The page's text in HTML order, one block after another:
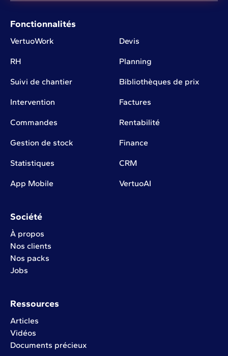
Fonctionnalités
VertuoWork Devis
RH Planning
Suivi de chantier Bibliothèques de prix
Intervention Factures
Commandes Rentabilité
Gestion de stock Finance
Statistiques CRM
App Mobile VertuoAI
Société
À propos
Nos clients
Nos packs
Jobs
Ressources
Articles
Vidéos
Documents précieux